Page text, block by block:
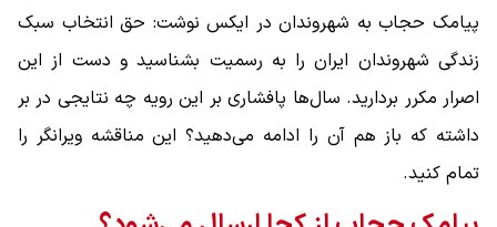
پیامک حجاب به شهروندان در ایکس نوشت: حق انتخاب سبک
زندگی شهروندان ایران را به رسمیت بشناسید و دست از این
اصرار مکرر‌ بردارید. سال‌ها پافشاری بر این رویه چه نتایجی در بر
داشته که باز هم آن را ادامه می‌دهید؟ این مناقشه ویرانگر را
تمام کنید.